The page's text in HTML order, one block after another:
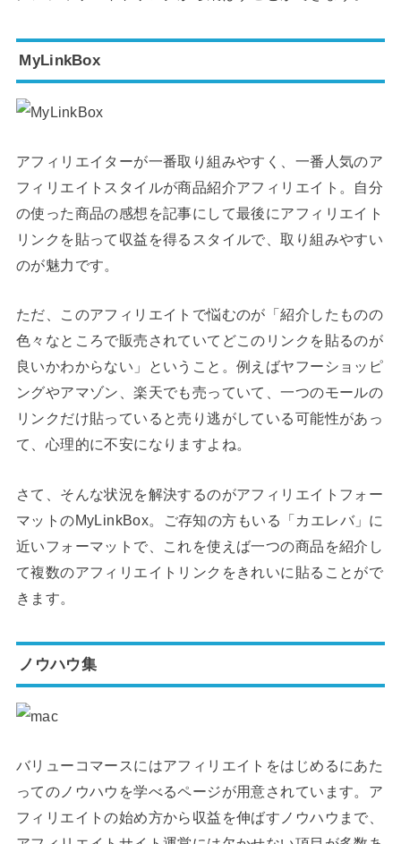
MyLinkBox
アフィリエイターが一番取り組みやすく、一番人気のア
フィリエイトスタイルが商品紹介アフィリエイト。自分
の使った商品の感想を記事にして最後にアフィリエイト
リンクを貼って収益を得るスタイルで、取り組みやすい
のが魅力です。
ただ、このアフィリエイトで悩むのが「紹介したものの
色々なところで販売されていてどこのリンクを貼るのが
良いかわからない」ということ。例えばヤフーショッピ
ングやアマゾン、楽天でも売っていて、一つのモールの
リンクだけ貼っていると売り逃がしている可能性があっ
て、心理的に不安になりますよね。
さて、そんな状況を解決するのがアフィリエイトフォー
マットのMyLinkBox。ご存知の方もいる「カエレバ」に
近いフォーマットで、これを使えば一つの商品を紹介し
て複数のアフィリエイトリンクをきれいに貼ることがで
きます。
ノウハウ集
バリューコマースにはアフィリエイトをはじめるにあた
ってのノウハウを学べるページが用意されています。ア
フィリエイトの始め方から収益を伸ばすノウハウまで、